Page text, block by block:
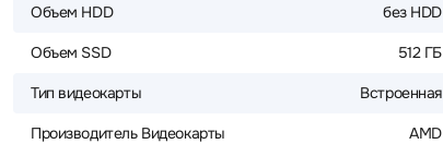
Объем HDD без HDD
Объем SSD 512 ГБ
Тип видеокарты Встроенная
Производитель Видеокарты AMD